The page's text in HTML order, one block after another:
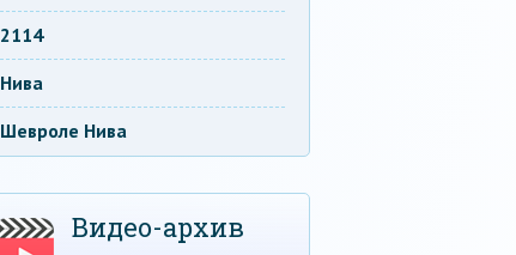
2114
Нива
Шевроле Нива
Видео-архив